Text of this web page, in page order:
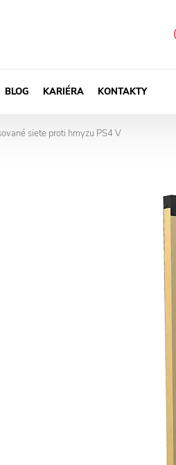
BLOG KARIÉRA KONTAKTY
siete proti hmyzu PS4 V